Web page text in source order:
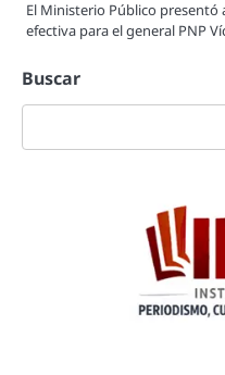
El Ministerio Público presentó
efectiva para el general PNP
Buscar